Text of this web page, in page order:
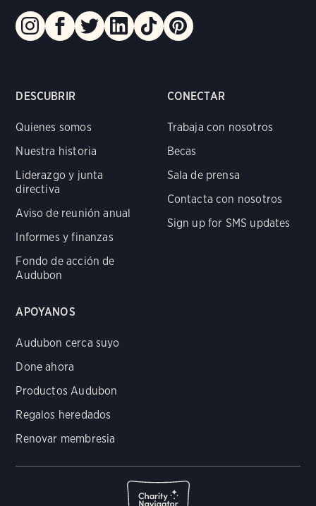
DESCUBRIR
Quienes somos
Nuestra historia
Liderazgo y junta
directiva
Aviso de reunión anual
Informes y finanzas
Fondo de acción de
Audubon
CONECTAR
Trabaja con nosotros
Becas
Sala de prensa
Contacta con nosotros
Sign up for SMS updates
APOYANOS
Audubon cerca suyo
Done ahora
Productos Audubon
Regalos heredados
Renovar membresia